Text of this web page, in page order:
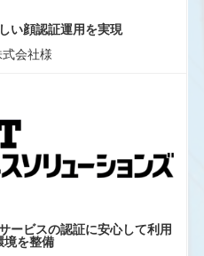
い顔認証運用を実現
会社様
ービスの認証に安心して利用
境を整備